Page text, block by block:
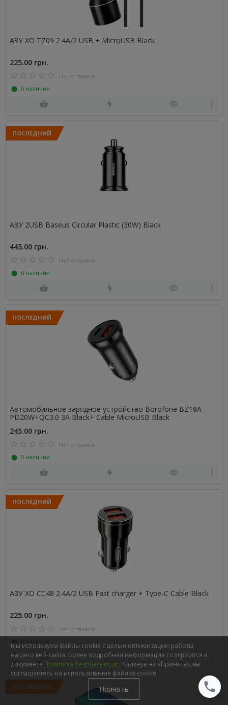
АЗУ XO TZ09 2.4A/2 USB + MicroUSB Black
225.00 грн.
Нет отзывов
⬤ В наличии
ПОСЛЕДНИЙ
АЗУ 2USB Baseus Circular Plastic (30W) Black
445.00 грн.
Нет отзывов
⬤ В наличии
ПОСЛЕДНИЙ
Автомобильное зарядное устройство Borofone BZ18A
PD20W+QC3.0 3A Black+ Cable MicroUSB Black
245.00 грн.
Нет отзывов
⬤ В наличии
ПОСЛЕДНИЙ
АЗУ XO CC48 2.4A/2 USB Fast charger + Type-C Cable Black
225.00 грн.
Нет отзывов
ПОСЛЕДНИЙ
Мы используем файлы cookie с целью оптимизации работы
нашего веб-сайта. Более подробная информация содержится в
документе Политика безопасности . Кликнув на «Принять», вы
соглашаетесь на использование файлов cookie.
Принять